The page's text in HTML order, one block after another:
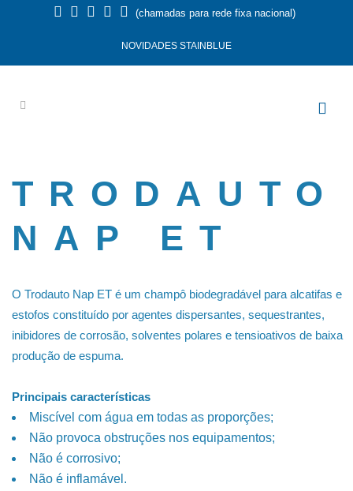
(chamadas para rede fixa nacional)
NOVIDADES STAINBLUE
TRODAUTO
NAP ET
O Trodauto Nap ET é um champô biodegradável para alcatifas e
estofos constituído por agentes dispersantes, sequestrantes,
inibidores de corrosão, solventes polares e tensioativos de baixa
produção de espuma.
Principais características
Miscível com água em todas as proporções;
Não provoca obstruções nos equipamentos;
Não é corrosivo;
Não é inflamável.